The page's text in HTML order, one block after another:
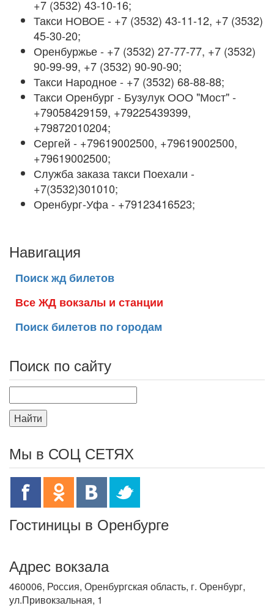
+7 (3532) 43-10-16;
Такси НОВОЕ - +7 (3532) 43-11-12, +7 (3532)
45-30-20;
Оренбуржье - +7 (3532) 27-77-77, +7 (3532)
90-99-99, +7 (3532) 90-90-90;
Такси Народное - +7 (3532) 68-88-88;
Такси Оренбург - Бузулук ООО "Мост" -
+79058429159, +79225439399,
+79872010204;
Сергей - +79619002500, +79619002500,
+79619002500;
Служба заказа такси Поехали -
+7(3532)301010;
Оренбург-Уфа - +79123416523;
Навигация
Поиск жд билетов
Все ЖД вокзалы и станции
Поиск билетов по городам
Поиск по сайту
Найти
Мы в СОЦ СЕТЯХ
Гостиницы в Оренбурге
Адрес вокзала
460006, Россия, Оренбургская область, г. Оренбург,
ул.Привокзальная, 1